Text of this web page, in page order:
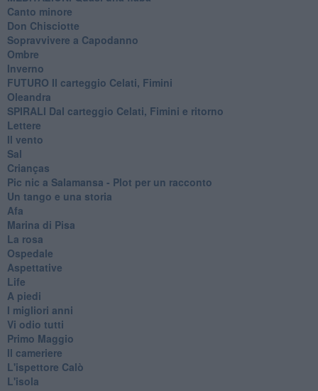
Canto minore
Don Chisciotte
Sopravvivere a Capodanno
Ombre
Inverno
FUTURO Il carteggio Celati, Fimini
Oleandra
SPIRALI Dal carteggio Celati, Fimini e ritorno
Lettere
Il vento
Sal
Crianças
Pic nic a Salamansa - Plot per un racconto
Un tango e una storia
Afa
Marina di Pisa
La rosa
Ospedale
Aspettative
Life
A piedi
I migliori anni
Vi odio tutti
Primo Maggio
Il cameriere
L'ispettore Calò
L'isola